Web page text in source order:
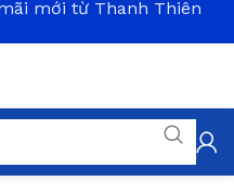
mới từ Thanh Thiên